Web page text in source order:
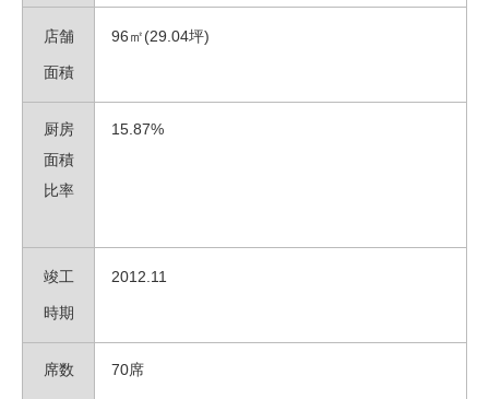
店舗
面積
96㎡(29.04坪)
厨房
面積
比率
15.87%
竣工
時期
2012.11
席数 70席